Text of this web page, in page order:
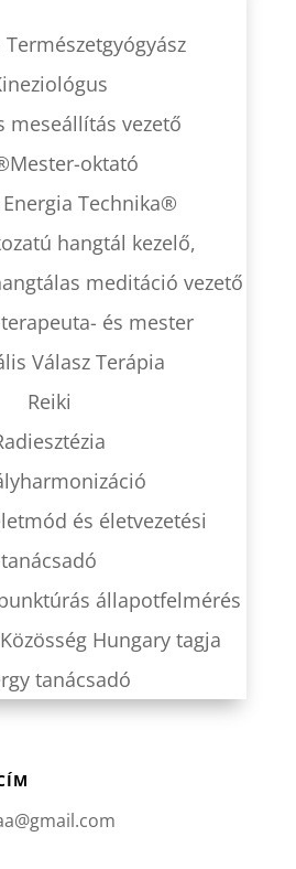
Természetgyógyász
meseállítás vezető
oktató
Technika®
hangtál kezelő,
meditáció vezető
terapeuta- és mester
Válasz Terápia
Reiki
és életvezetési
tanácsadó
állapotfelmérés
Hungary tagja
tanácsadó